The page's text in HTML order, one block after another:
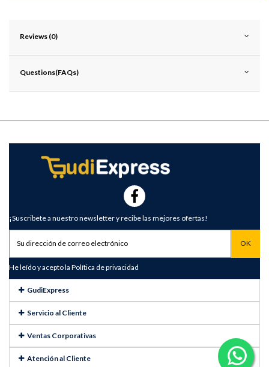
Reviews (0)
Questions(FAQs)
¡Suscribete a nuestro newsletter y recibe las mejores ofertas!
He leído y acepto la Política de privacidad
GudiExpress
Servicio al Cliente
Ventas Corporativas
Atención al Cliente